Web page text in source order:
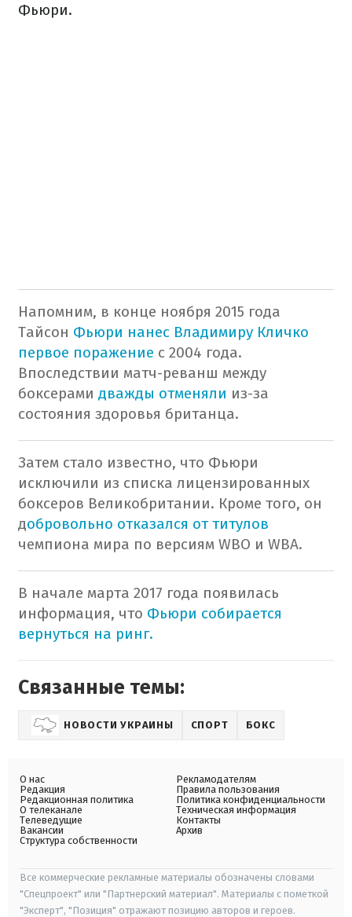
Фьюри.
Напомним, в конце ноября 2015 года
Тайсон Фьюри нанес Владимиру Кличко
первое поражение с 2004 года.
Впоследствии матч-реванш между
боксерами дважды отменяли из-за
состояния здоровья британца.
Затем стало известно, что Фьюри
исключили из списка лицензированных
боксеров Великобритании. Кроме того, он
добровольно отказался от титулов
чемпиона мира по версиям WBO и WBA.
В начале марта 2017 года появилась
информация, что Фьюри собирается
вернуться на ринг.
Связанные темы:
НОВОСТИ УКРАИНЫ СПОРТ БОКС
О нас
Редакция
Редакционная политика
О телеканале
Телеведущие
Вакансии
Структура собственности
Рекламодателям
Правила пользования
Политика конфиденциальности
Техническая информация
Контакты
Архив
Все коммерческие рекламные материалы обозначены словами
"Спецпроект" или "Партнерский материал". Материалы с пометкой
"Эксперт", "Позиция" отражают позицию авторов и героев.